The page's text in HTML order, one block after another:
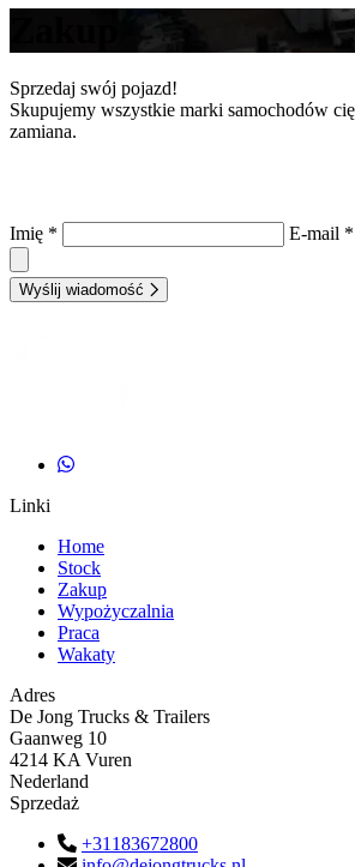
Sprzedaj swój pojazd!
Skupujemy wszystkie marki samochodów
zamiana.
Imię * E-mail *
Wyślij wiadomość
Linki
Home
Stock
Zakup
Wypożyczalnia
Praca
Wakaty
Adres
De Jong Trucks & Trailers
Gaanweg 10
4214 KA Vuren
Nederland
Sprzedaż
+31183672800